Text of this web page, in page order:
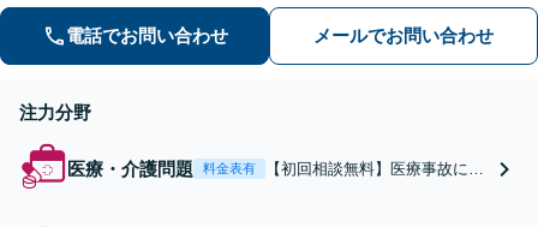
題。関連士業と連携し、円滑な解決を
目指します
電話でお問い合わせ メールでお問い合わせ
注力分野
医療・介護問題 料金表有
【初回相談無料】医療事故に遭